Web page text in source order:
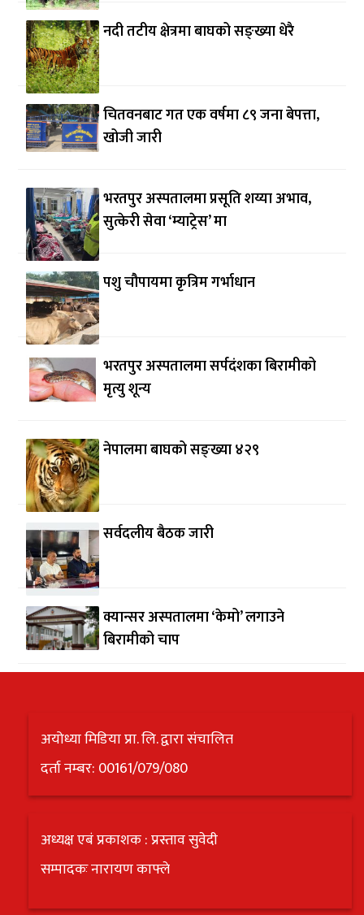
नदी तटीय क्षेत्रमा बाघको सङ्ख्या धेरै
चितवनबाट गत एक वर्षमा ८९ जना बेपत्ता,
खोजी जारी
भरतपुर अस्पतालमा प्रसूति शय्या अभाव,
सुत्केरी सेवा ‘म्याट्रेस’ मा
पशु चौपायमा कृत्रिम गर्भाधान
भरतपुर अस्पतालमा सर्पदंशका बिरामीको
मृत्यु शून्य
नेपालमा बाघको सङ्ख्या ४२९
सर्वदलीय बैठक जारी
क्यान्सर अस्पतालमा ‘केमो’ लगाउने
बिरामीको चाप
अयोध्या मिडिया प्रा. लि. द्वारा संचालित
दर्ता नम्बर: 00161/079/080
अध्यक्ष एबं प्रकाशक : प्रस्ताव सुवेदी
सम्पादकः नारायण काफ्ले